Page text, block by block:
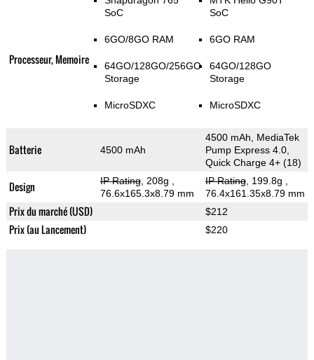
Processeur, Memoire
SoC
6GO/8GO RAM
64GO/128GO/256GO
Storage
MicroSDXC
SoC
6GO RAM
64GO/128GO
Storage
MicroSDXC
Batterie 4500 mAh
4500 mAh, MediaTek
Pump Express 4.0,
Quick Charge 4+ (18)
Design IP Rating, 208g
76.6x165.3x8.79 mm
IP Rating, 199.8g
76.4x161.35x8.79 mm
Prix du marché (USD) $212
Prix (au Lancement) $220